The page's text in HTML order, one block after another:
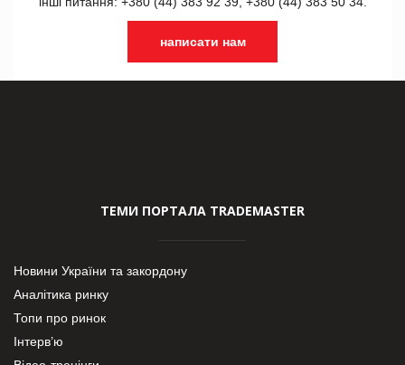
написати нам
ТЕМИ ПОРТАЛА TRADEMASTER
Новини України та закордону
Аналітика ринку
Топи про ринок
Інтерв’ю